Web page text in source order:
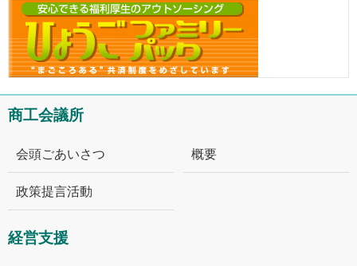
商工会議所
会頭ごあいさつ 概要
政策提言活動
経営支援